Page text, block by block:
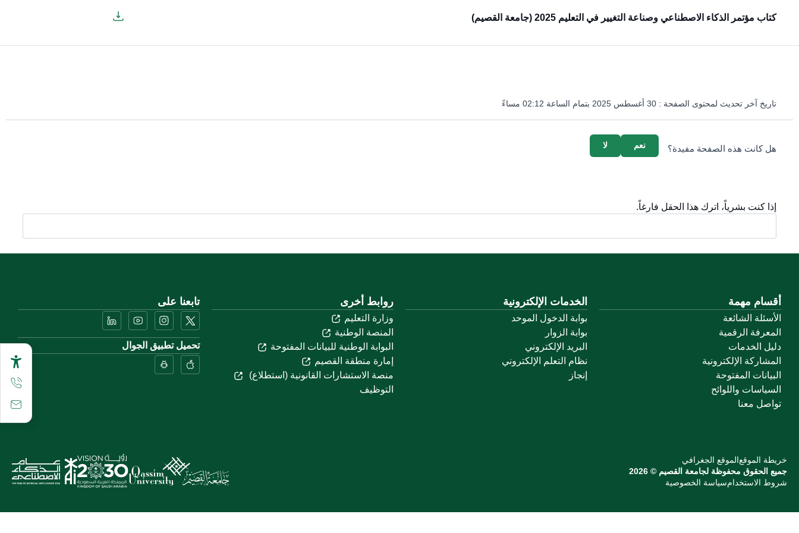
كتاب مؤتمر الذكاء الاصطناعي وصناعة التغيير في التعليم 2025 (جامعة القصيم)
تاريخ آخر تحديث لمحتوى الصفحة : 30 أغسطس 2025 بتمام الساعة 02:12 مساءً
هل كانت هذه الصفحة مفيدة؟ لا نعم
إذا كنت بشرياً، اترك هذا الحقل فارغاً.
أقسام مهمة
الأسئلة الشائعة
المعرفة الرقمية
دليل الخدمات
المشاركة الإلكترونية
البيانات المفتوحة
السياسات واللوائح
تواصل معنا
الخدمات الإلكترونية
بوابة الدخول الموحد
بوابة الزوار
البريد الإلكتروني
نظام التعلم الإلكتروني
إنجاز
روابط أخرى
وزارة التعليم
المنصة الوطنية
البوابة الوطنية للبيانات المفتوحة
إمارة منطقة القصيم
منصة الاستشارات القانونية (استطلاع)
التوظيف
تابعنا على
تحميل تطبيق الجوال
خريطة الموقعالموقع الجغرافي
جميع الحقوق محفوظة لجامعة القصيم © 2026
شروط الاستخدامسياسة الخصوصية